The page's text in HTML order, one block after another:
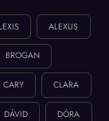
ALEXUS
BROGAN
CARY CLARA
DÁVID DÓRA